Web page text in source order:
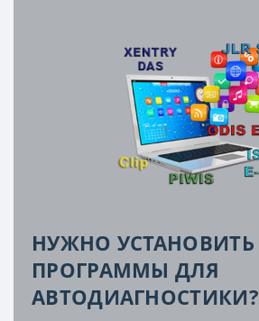
НУЖНО УСТАНОВИТЬ
ПРОГРАММЫ ДЛЯ
АВТОДИАГНОСТИКИ?